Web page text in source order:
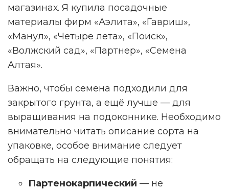
магазинах. Я купила посадочные
материалы фирм «Аэлита», «Гавриш»,
«Манул», «Четыре лета», «Поиск»,
«Волжский сад», «Партнер», «Семена
Алтая».
Важно, чтобы семена подходили для
закрытого грунта, а ещё лучше — для
выращивания на подоконнике. Необходимо
внимательно читать описание сорта на
упаковке, особое внимание следует
обращать на следующие понятия:
Партенокарпический — не